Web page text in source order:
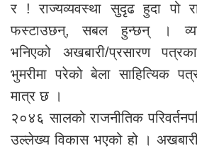
र ! राज्यव्यवस्था सुदृढ हुदा पो
फस्टाउछन्, सबल हुन्छन् ।
भनिएको अखबारी/प्रसारण
भुमरीमा परेको बेला साहित्यिक
मात्र छ ।
२०४६ सालको राजनीतिक
उल्लेख्य विकास भएको हो ।